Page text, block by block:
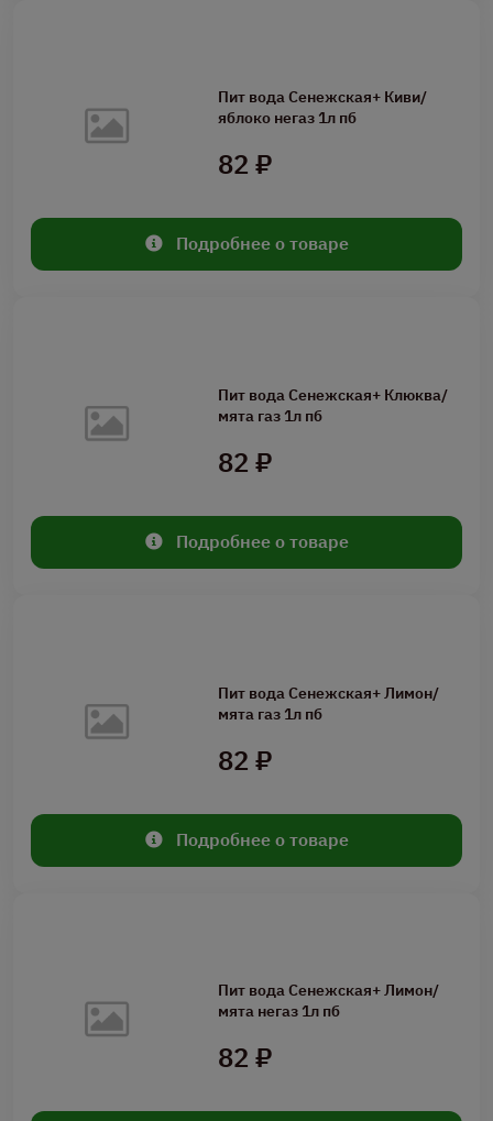
Пит вода Сенежская+ Киви/
яблоко негаз 1л пб
82 ₽
Подробнее о товаре
Пит вода Сенежская+ Клюква/
мята газ 1л пб
82 ₽
Подробнее о товаре
Пит вода Сенежская+ Лимон/
мята газ 1л пб
82 ₽
Подробнее о товаре
Пит вода Сенежская+ Лимон/
мята негаз 1л пб
82 ₽